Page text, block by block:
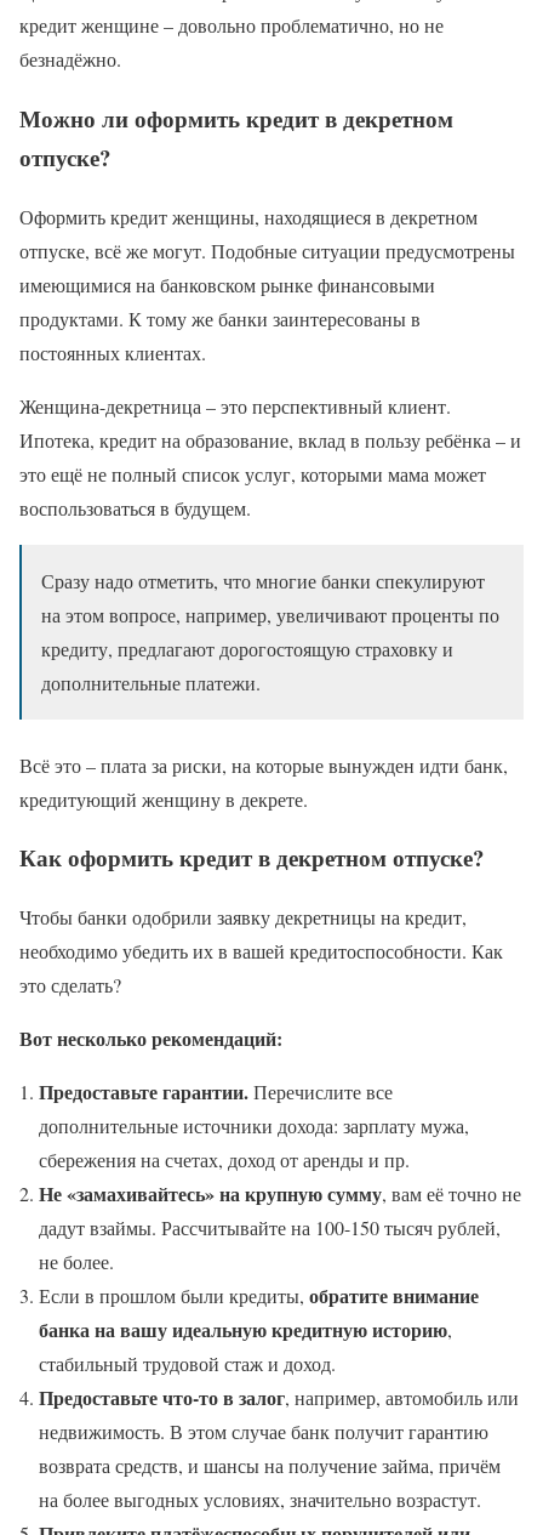
кредит женщине – довольно проблематично, но не
безнадёжно.
Можно ли оформить кредит в декретном
отпуске?
Оформить кредит женщины, находящиеся в декретном
отпуске, всё же могут. Подобные ситуации предусмотрены
имеющимися на банковском рынке финансовыми
продуктами. К тому же банки заинтересованы в
постоянных клиентах.
Женщина-декретница – это перспективный клиент.
Ипотека, кредит на образование, вклад в пользу ребёнка – и
это ещё не полный список услуг, которыми мама может
воспользоваться в будущем.
Сразу надо отметить, что многие банки спекулируют
на этом вопросе, например, увеличивают проценты по
кредиту, предлагают дорогостоящую страховку и
дополнительные платежи.
Всё это – плата за риски, на которые вынужден идти банк,
кредитующий женщину в декрете.
Как оформить кредит в декретном отпуске?
Чтобы банки одобрили заявку декретницы на кредит,
необходимо убедить их в вашей кредитоспособности. Как
это сделать?
Вот несколько рекомендаций:
Предоставьте гарантии.Перечислите все
дополнительные источники дохода: зарплату мужа,
сбережения на счетах, доход от аренды и пр.
Не «замахивайтесь» на крупную сумму, вам её точно не
дадут взаймы. Рассчитывайте на 100-150 тысяч рублей,
не более.
Если в прошлом были кредиты, обратите внимание
банка на вашу идеальную кредитную историю,
стабильный трудовой стаж и доход.
Предоставьте что-то в залог, например, автомобиль или
недвижимость. В этом случае банк получит гарантию
возврата средств, и шансы на получение займа, причём
на более выгодных условиях, значительно возрастут.